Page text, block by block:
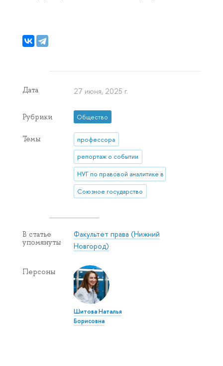
Дата 27 июня, 2025 г.
Рубрики Общество
Темы профессора
репортаж о событии
НУГ по правовой аналитике в ГМУ
Союзное государство
В статье
упомянуты
Факультет права (Нижний
Новгород)
Персоны
Шитова Наталья
Борисовна